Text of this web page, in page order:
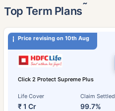
Top Term Plans˜
Price revising on 10th Aug
Click 2 Protect Supreme Plus
Life Cover
₹ 1 Cr
Claim Settled
99.7%